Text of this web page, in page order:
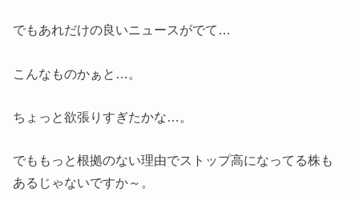
でもあれだけの良いニュースがでて…
こんなものかぁと…。
ちょっと欲張りすぎたかな…。
でももっと根拠のない理由でストップ高になってる株も
あるじゃないですか～。